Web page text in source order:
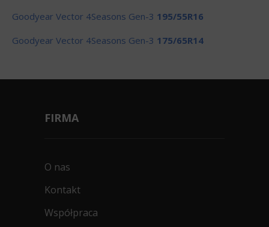
Goodyear Vector 4Seasons Gen-3 195/55R16
Goodyear Vector 4Seasons Gen-3 175/65R14
FIRMA
O nas
Kontakt
Współpraca